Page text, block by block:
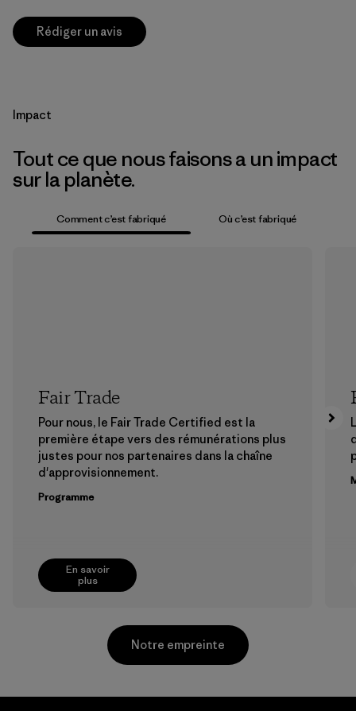
Rédiger un avis
Impact
Tout ce que nous faisons a un impact
sur la planète.
Comment c’est fabriqué Où c’est fabriqué
En savoir
plus
Fair Trade
Pour nous, le Fair Trade Certified est la
première étape vers des rémunérations plus
justes pour nos partenaires dans la chaîne
d'approvisionnement.
Programme
Notre empreinte